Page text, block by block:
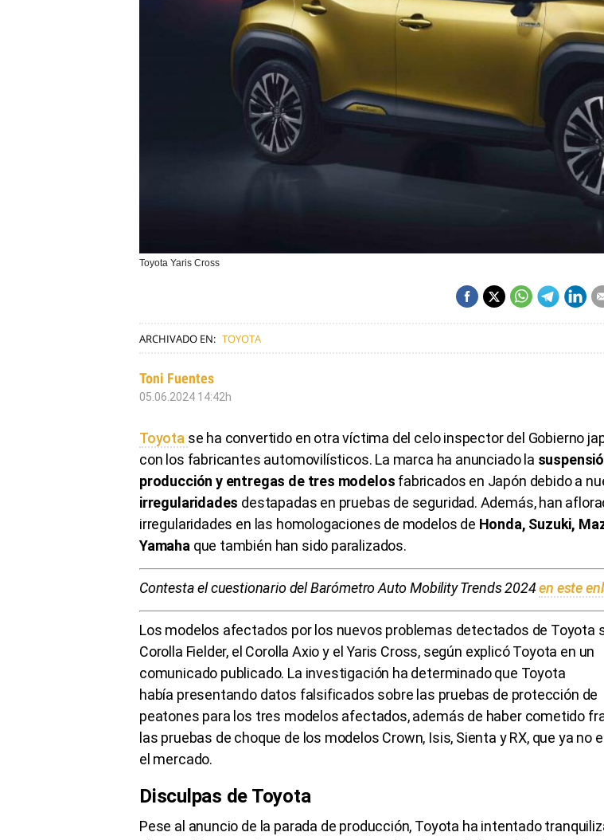
Toyota Yaris Cross
ARCHIVADO EN: TOYOTA
Toni Fuentes
05.06.2024 14:42h
Toyota se ha convertido en otra víctima del celo inspector del Gobierno
con los fabricantes automovilísticos. La marca ha anunciado la
producción y entregas de tres modelos fabricados en Japón debido a
irregularidades destapadas en pruebas de seguridad. Además, han
irregularidades en las homologaciones de modelos de Honda, Suzuki,
Yamaha que también han sido paralizados.
Contesta el cuestionario del Barómetro Auto Mobility Trends 2024en este
Los modelos afectados por los nuevos problemas detectados de Toyota
Corolla Fielder, el Corolla Axio y el Yaris Cross, según explicó Toyota en un
comunicado publicado. La investigación ha determinado que Toyota
había presentando datos falsificados sobre las pruebas de protección de
peatones para los tres modelos afectados, además de haber cometido
las pruebas de choque de los modelos Crown, Isis, Sienta y RX, que ya no
el mercado.
Disculpas de Toyota
Pese al anuncio de la parada de producción, Toyota ha intentado